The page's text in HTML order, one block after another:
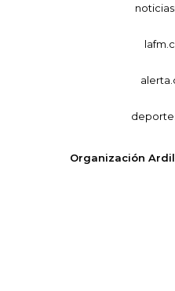
Organización